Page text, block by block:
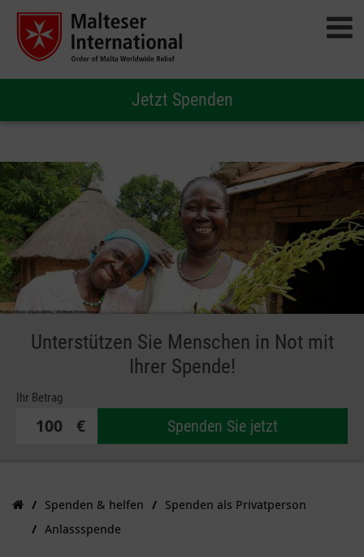
Jetzt Spenden
Unterstützen Sie Menschen in Not mit
Ihrer Spende!
Ihr Betrag
€ Spenden Sie jetzt
Spenden & helfen
Spenden als Privatperson
Anlassspende